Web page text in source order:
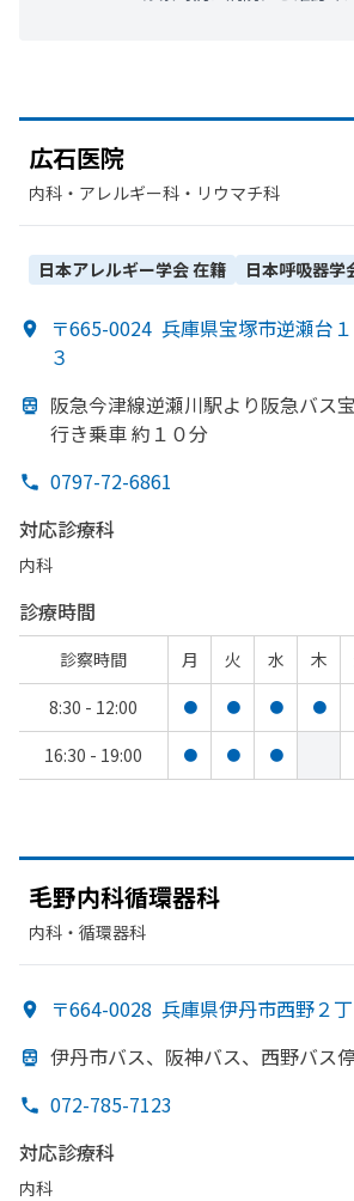
広石医院
内科・​アレルギー科・​リウマチ科
日本アレルギー学会在籍 日本呼吸器学
〒665-0024 兵庫県宝塚市逆瀬台
３
阪急今津線逆瀬川駅より阪急バス
行き乗車 約１０分
0797-72-6861
対応診療科
内科
診療時間
診察時間 月 火 水 木
8:30 - 12:00
● ● ● ●
16:30 - 19:00 ● ● ●
毛野内科循環器科
内科・​循環器科
〒664-0028 兵庫県伊丹市西野２
伊丹市バス、 阪神バス、 西野バス
072-785-7123
対応診療科
内科